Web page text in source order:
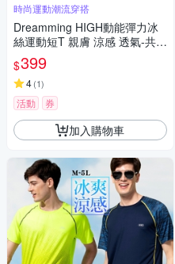
時尚運動潮流穿搭
Dreamming HIGH動能彈力冰
絲運動短T 親膚 涼感 透氣-共二
色
$399
4(1)
活動 券
加入購物車